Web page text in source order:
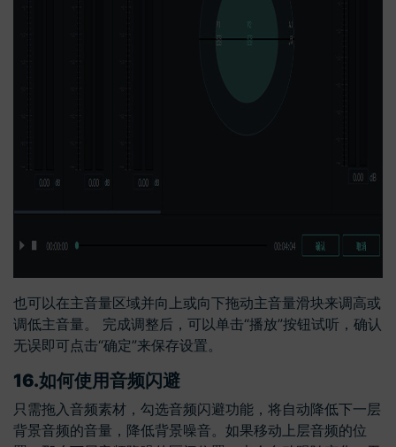
也可以在主音量区域并向上或向下拖动主音量滑块来调高或
调低主音量。 完成调整后，可以单击“播放”按钮试听，确认
无误即可点击“确定”来保存设置。
16.如何使用音频闪避
只需拖入音频素材，勾选音频闪避功能，将自动降低下一层
背景音频的音量，降低背景噪音。如果移动上层音频的位